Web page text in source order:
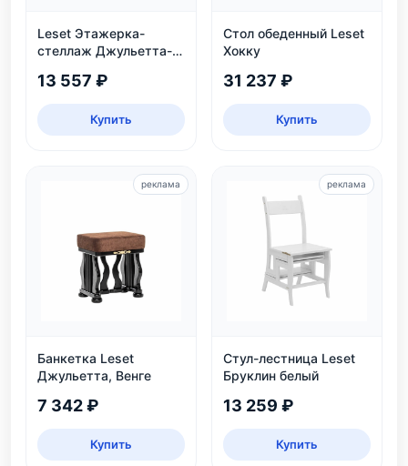
Leset Этажерка-
стеллаж Джульетта-3,
13 557 ₽
Купить
Стол обеденный Leset
Хокку
31 237 ₽
Купить
Банкетка Leset
Джульетта, Венге
7 342 ₽
Купить
реклама
Стул-лестница Leset
Бруклин белый
13 259 ₽
Купить
реклама